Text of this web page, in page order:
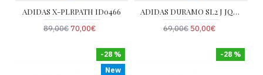
ADIDAS X-PLRPATH ID0466
89,00€70,00€
ADIDAS DURAMO SL2 J JQ3021
69,00€ 50,00€
New
-28 % -28 %